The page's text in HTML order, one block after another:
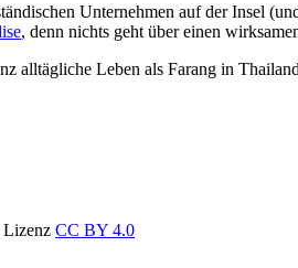
Unternehmen auf der Insel
, denn nichts geht über einen
alltägliche Leben als Farang in
CC BY 4.0